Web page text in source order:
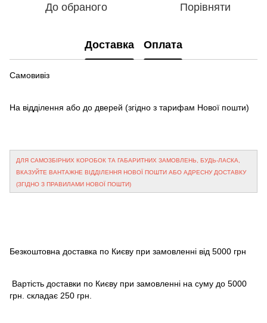
До обраного Порівняти
Доставка Оплата
Самовивіз
На відділення або до дверей (згідно з тарифам Нової пошти)
ДЛЯ САМОЗБІРНИХ КОРОБОК ТА ГАБАРИТНИХ ЗАМОВЛЕНЬ, БУДЬ-ЛАСКА,
ВКАЗУЙТЕ ВАНТАЖНЕ ВІДДІЛЕННЯ НОВОЇ ПОШТИ АБО АДРЕСНУ ДОСТАВКУ
(ЗГІДНО З ПРАВИЛАМИ НОВОЇ ПОШТИ)
Безкоштовна доставка по Києву при замовленні від 5000 грн
Вартість доставки по Києву при замовленні на суму до 5000
грн. складає 250 грн.